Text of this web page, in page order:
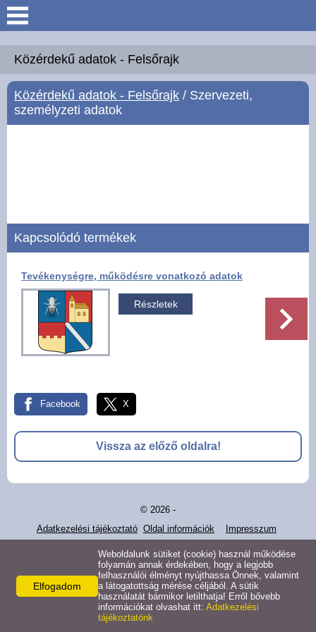
Keresés
Köszöntő
Hírek
Közérdekű adatok -
Galéria
Pályázatok
Alsórajk
EFOP-1.5.2-16-2017-00008
Közérdekű adatok - Felsőrajk
Közérdekű adatok - Felsőrajk / Szervezeti,
személyzeti adatok
Kapcsolódó termékek
Tevékenységre, működésre vonatkozó adatok
Részletek
Facebook X
Vissza az előző oldalra!
© 2026 -
Adatkezelési tájékoztató Oldal információk Impresszum
Elfogadom
Weboldalunk sütiket (cookie) használ működése
folyamán annak érdekében, hogy a legjobb
felhasználói élményt nyújthassa Önnek, valamint
a látogatottság mérése céljából. A sütik
használatát bármikor letilthatja! Erről bővebb
információkat olvashat itt: Adatkezelési
tájékoztatónk